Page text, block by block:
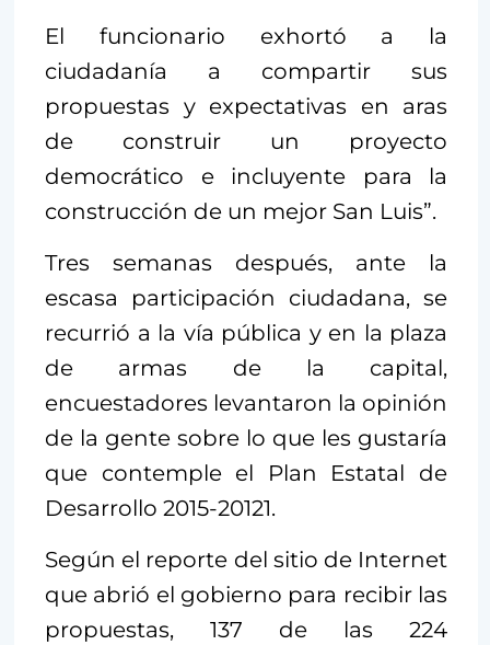
El funcionario exhortó a la
ciudadanía a compartir sus
propuestas y expectativas en aras
de construir un proyecto
democrático e incluyente para la
construcción de un mejor San Luis”.
Tres semanas después, ante la
escasa participación ciudadana, se
recurrió a la vía pública y en la plaza
de armas de la capital,
encuestadores levantaron la opinión
de la gente sobre lo que les gustaría
que contemple el Plan Estatal de
Desarrollo 2015-20121.
Según el reporte del sitio de Internet
que abrió el gobierno para recibir las
propuestas, 137 de las 224